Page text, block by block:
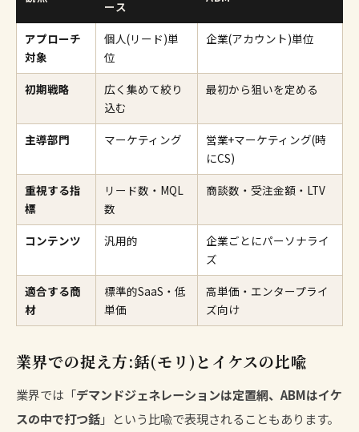
ース
アプローチ
対象
個人(リード)単
位
企業(アカウント)単位
初期戦略
広く集めて絞り
込む
最初から狙いを定める
主導部門 マーケティング
営業+マーケティング(時
にCS)
重視する指
標
リード数・MQL
数
商談数・受注金額・LTV
コンテンツ 汎用的
企業ごとにパーソナライ
ズ
適合する商
材
標準的SaaS・低
単価
高単価・エンタープライ
ズ向け
業界での捉え方:銛(モリ)とイケスの比喩
業界では「デマンドジェネレーションは定置網、ABMはイケ
スの中で打つ銛」という比喩で表現されることもあります。